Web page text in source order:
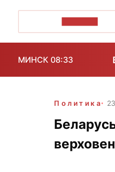
МИНСК 08:33
Политика